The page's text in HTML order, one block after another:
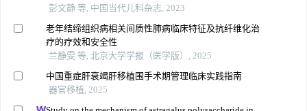
彭文静 等, 中国当代儿科杂志, 2023
老年结缔组织病相关间质性肺病临床特征及抗纤维化治
疗的疗效和安全性
兰静雯 等, 北京大学学报（医学版）, 2025
中国重症肝衰竭肝移植围手术期管理临床实践指南
器官移植, 2025